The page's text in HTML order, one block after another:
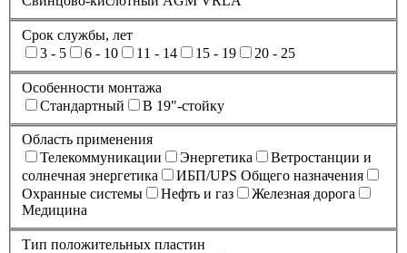
Срок службы, лет
3 - 5
6 - 10 11 - 14 15 - 19 20 - 25
Особенности монтажа
Стандартный
В 19"-стойку
Область применения
Телекоммуникации
Энергетика
Ветростанции и
солнечная энергетика
ИБП/UPS Общего назначения
Охранные системы
Нефть и газ
Железная дорога
Медицина
Тип положительных пластин